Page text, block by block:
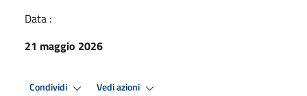
Data :
21 maggio 2026
Condividi Vedi azioni